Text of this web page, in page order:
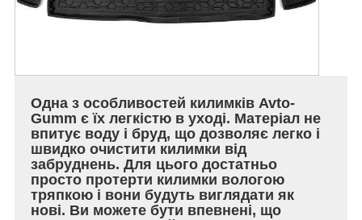
Одна з особливостей килимків Avto-
Gumm є їх легкістю в уході. Матеріал не
впитує воду і бруд, що дозволяє легко і
швидко очистити килимки від
забруднень. Для цього достатньо
просто протерти килимки вологою
тряпкою і вони будуть виглядати як
нові. Ви можете бути впевнені, що